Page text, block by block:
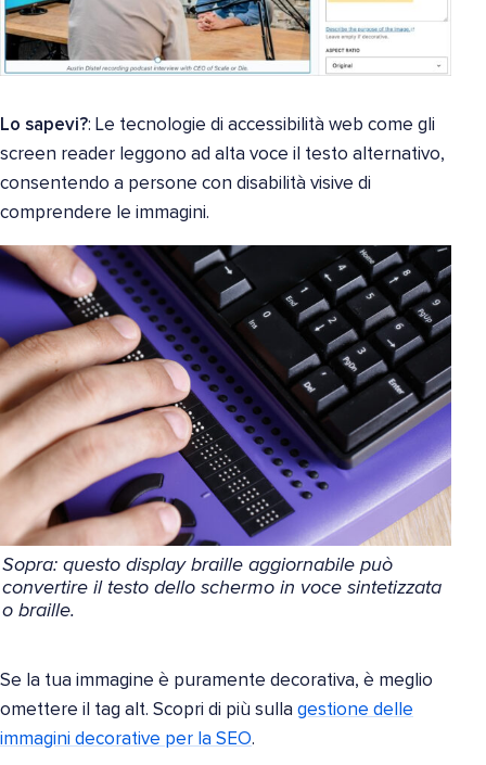
Lo sapevi?: Le tecnologie di accessibilità web come gli
screen reader leggono ad alta voce il testo alternativo,
consentendo a persone con disabilità visive di
comprendere le immagini.
Sopra: questo display braille aggiornabile può
convertire il testo dello schermo in voce sintetizzata
o braille.
Se la tua immagine è puramente decorativa, è meglio
omettere il tag alt. Scopri di più sulla gestione delle
immagini decorative per la SEO.